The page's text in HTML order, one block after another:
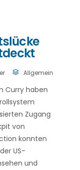
Allgemein
Curry haben
Zugang
von
konnten
US-
und